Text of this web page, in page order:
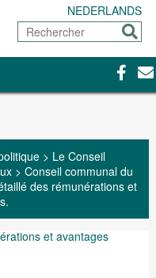
NEDERLANDS
Rechercher
> Le Conseil
> Conseil communal du
des rémunérations et
et avantages